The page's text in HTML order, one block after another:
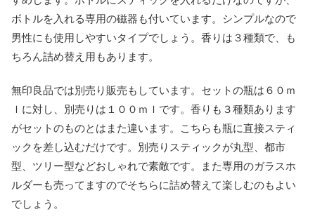
ボトルを入れる専用の磁器も付いています。シンプルなので
男性にも使用しやすいタイプでしょう。香りは３種類で、も
ちろん詰め替え用もあります。
無印良品では別売り販売もしています。セットの瓶は６０ｍ
ｌに対し、別売りは１００ｍｌです。香りも３種類あります
がセットのものとはまた違います。こちらも瓶に直接スティ
ックを差し込むだけです。別売りスティックが丸型、都市
型、ツリー型などおしゃれで素敵です。また専用のガラスホ
ルダーも売ってますのでそちらに詰め替えて楽しむのもよい
でしょう。